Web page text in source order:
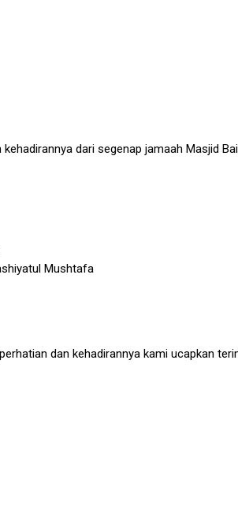
dari segenap jamaah Masjid
Mushtafa
dan kehadirannya kami ucapkan